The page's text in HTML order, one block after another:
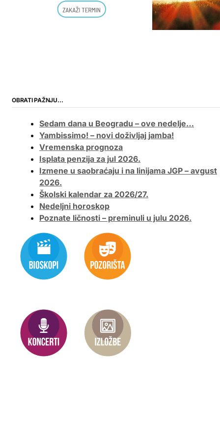
OBRATI PAŽNJU…
Sedam dana u Beogradu – ove nedelje…
Yambissimo! – novi doživljaj jamba!
Vremenska prognoza
Isplata penzija za jul 2026.
Izmene u saobraćaju i na linijama JGP – avgust
2026.
Školski kalendar za 2026/27.
Nedeljni horoskop
Poznate ličnosti – preminuli u julu 2026.